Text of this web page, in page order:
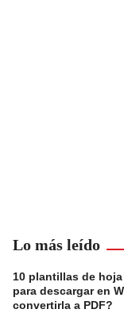
Lo más leído
10 plantillas de
para descargar en
convertirla a PDF?